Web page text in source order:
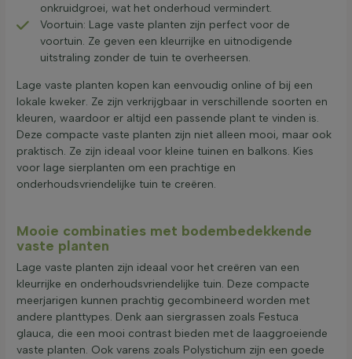
onkruidgroei, wat het onderhoud vermindert.
Voortuin: Lage vaste planten zijn perfect voor de
voortuin. Ze geven een kleurrijke en uitnodigende
uitstraling zonder de tuin te overheersen.
Lage vaste planten kopen kan eenvoudig online of bij een
lokale kweker. Ze zijn verkrijgbaar in verschillende soorten en
kleuren, waardoor er altijd een passende plant te vinden is.
Deze compacte vaste planten zijn niet alleen mooi, maar ook
praktisch. Ze zijn ideaal voor kleine tuinen en balkons. Kies
voor lage sierplanten om een prachtige en
onderhoudsvriendelijke tuin te creëren.
Mooie combinaties met bodembedekkende
vaste planten
Lage vaste planten zijn ideaal voor het creëren van een
kleurrijke en onderhoudsvriendelijke tuin. Deze compacte
meerjarigen kunnen prachtig gecombineerd worden met
andere planttypes. Denk aan siergrassen zoals Festuca
glauca, die een mooi contrast bieden met de laaggroeiende
vaste planten. Ook varens zoals Polystichum zijn een goede